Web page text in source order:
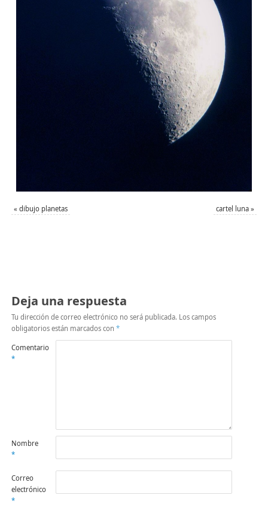
« dibujo planetas cartel luna »
Deja una respuesta
Tu dirección de correo electrónico no será publicada. Los campos
obligatorios están marcados con *
Comentario
*
Nombre
*
Correo
electrónico
*